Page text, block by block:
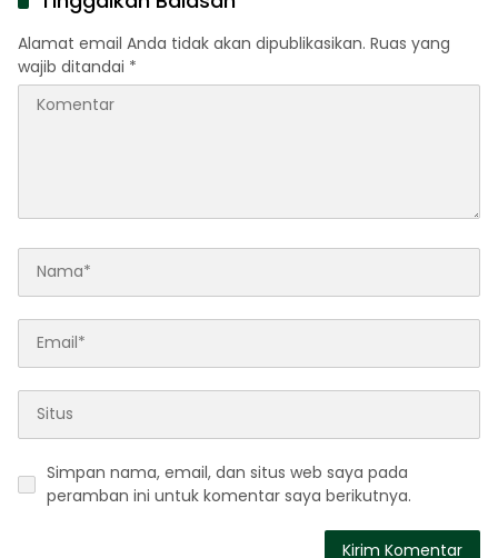
Alamat email Anda tidak akan dipublikasikan. Ruas yang
wajib ditandai *
Simpan nama, email, dan situs web saya pada
peramban ini untuk komentar saya berikutnya.